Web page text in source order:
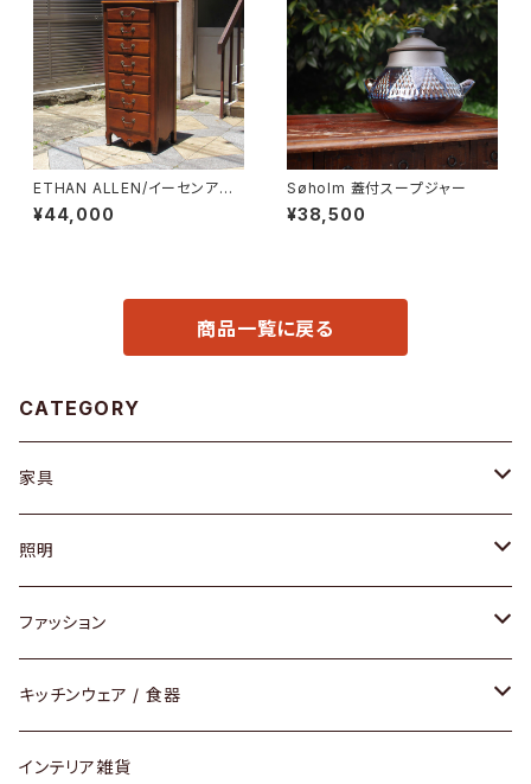
ETHAN ALLEN/イーセンアー
レン 7段トールチェスト
¥44,000
Søholm 蓋付スープジャー
¥38,500
商品一覧に戻る
CATEGORY
家具
ソファ / ベンチ
チェア / スツール
ダイニングセット / ダイニングテーブル
ローテーブル / サイドテーブル
照明
ペンダントライト
テーブルランプ / デスクスタンド
フロアライト
ファッション
アクセサリー
リング
財布
キッチンウェア / 食器
グラス / タンブラー
インテリア雑貨